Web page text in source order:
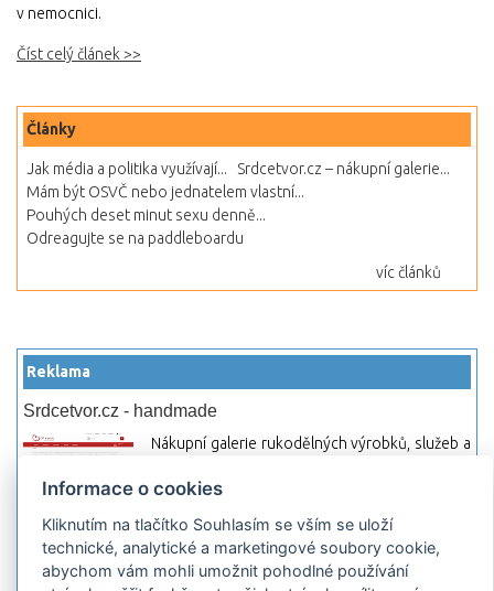
v nemocnici.
Číst celý článek >>
Články
Jak média a politika využívají...
Srdcetvor.cz – nákupní galerie...
Mám být OSVČ nebo jednatelem vlastní...
Pouhých deset minut sexu denně...
Odreagujte se na paddleboardu
víc článků
Reklama
Srdcetvor.cz - handmade
Nákupní galerie rukodělných výrobků, služeb a
začít prodávat nebo jen nakupovat.
Hledej-hosting.cz - webhosting, VPS
hosting
Přehled webhostingových, multihosting a VPS
Informace o cookies
Kliknutím na tlačítko Souhlasím se vším se uloží
technické, analytické a marketingové soubory cookie,
abychom vám mohli umožnit pohodlné používání